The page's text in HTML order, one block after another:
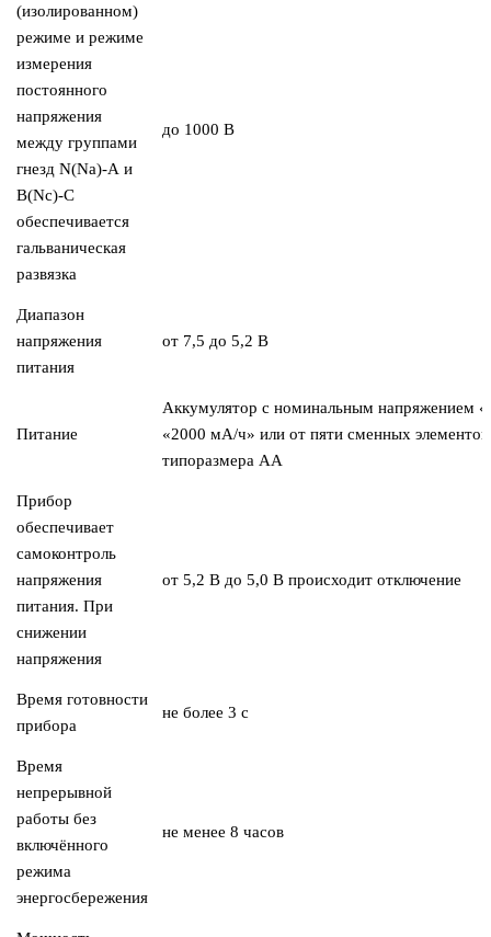
(изолированном)
режиме и режиме
измерения
постоянного
напряжения
между группами
гнезд N(Na)-А и
B(Nc)-C
обеспечивается
гальваническая
развязка
до 1000 В
Диапазон
напряжения
питания
от 7,5 до 5,2 В
Питание
Аккумулятор с номинальным напряжением
«2000 мА/ч» или от пяти сменных элементов
типоразмера АА
Прибор
обеспечивает
самоконтроль
напряжения
питания. При
снижении
напряжения
от 5,2 В до 5,0 В происходит отключение
Время готовности
прибора
не более 3 с
Время
непрерывной
работы без
включённого
режима
энергосбережения
не менее 8 часов